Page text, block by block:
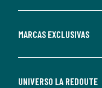
MARCAS EXCLUSIVAS
UNIVERSO LA REDOUTE